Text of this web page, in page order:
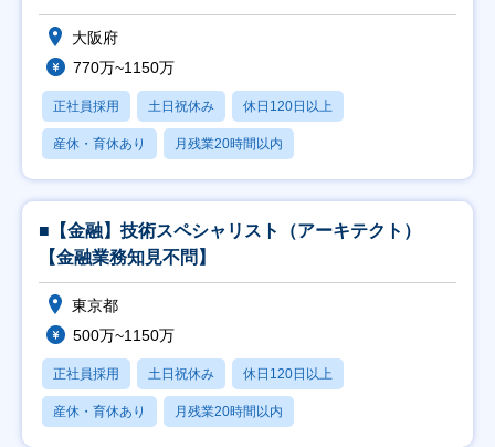
大阪府
770万~1150万
正社員採用 土日祝休み 休日120日以上
産休・育休あり 月残業20時間以内
■【金融】技術スペシャリスト（アーキテクト）
【金融業務知見不問】
東京都
500万~1150万
正社員採用 土日祝休み 休日120日以上
産休・育休あり 月残業20時間以内